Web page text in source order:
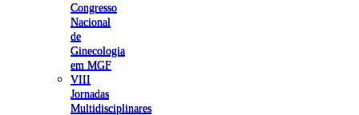
Congresso
Nacional
de
Ginecologia
em MGF
VIII
Jornadas
Multidisciplinares